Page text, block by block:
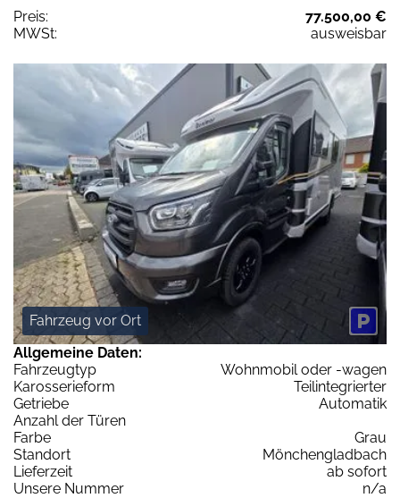
Preis:
77.500,00 €
MWSt:
ausweisbar
Fahrzeug vor Ort
Allgemeine Daten:
Fahrzeugtyp
Wohnmobil oder -wagen
Karosserieform
Teilintegrierter
Getriebe
Automatik
Anzahl der Türen
Farbe
Grau
Standort
Mönchengladbach
Lieferzeit
ab sofort
Unsere Nummer
n/a